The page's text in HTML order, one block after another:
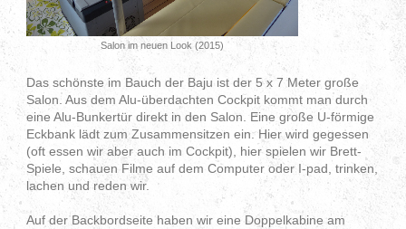
Salon im neuen Look (2015)
Das schönste im Bauch der Baju ist der 5 x 7 Meter große
Salon. Aus dem Alu-überdachten Cockpit kommt man durch
eine Alu-Bunkertür direkt in den Salon. Eine große U-förmige
Eckbank lädt zum Zusammensitzen ein. Hier wird gegessen
(oft essen wir aber auch im Cockpit), hier spielen wir Brett-
Spiele, schauen Filme auf dem Computer oder I-pad, trinken,
lachen und reden wir.
Auf der Backbordseite haben wir eine Doppelkabine am